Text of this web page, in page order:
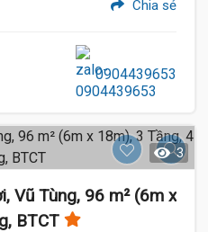
Chia sẻ
0904439653
3
Vũ Tùng, 96 m² (6m x
BTCT